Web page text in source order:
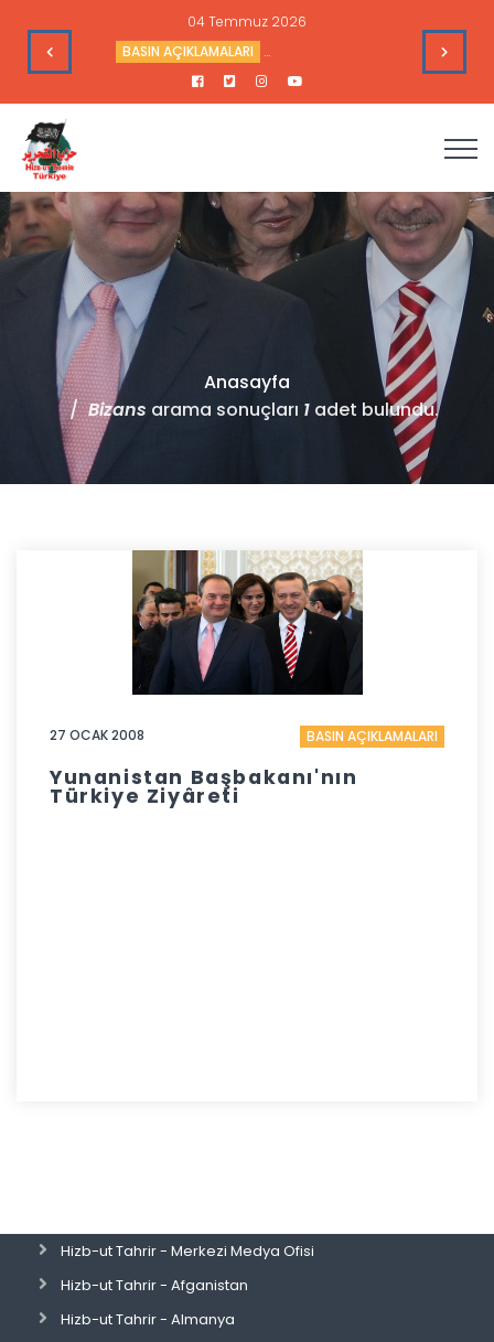
04 Temmuz 2026
Toplantısı - 16 Haziran 2026
BASIN AÇIKLAMALARI Mekke Anlaşması Ümmetin Değil
Anasayfa
Bizans arama sonuçları 1 adet bulundu.
27 OCAK 2008 BASIN AÇIKLAMALARI
Yunanistan Başbakanı'nın
Türkiye Ziyâreti
Hizb-ut Tahrir - Merkezi Medya Ofisi
Hizb-ut Tahrir - Afganistan
Hizb-ut Tahrir - Almanya